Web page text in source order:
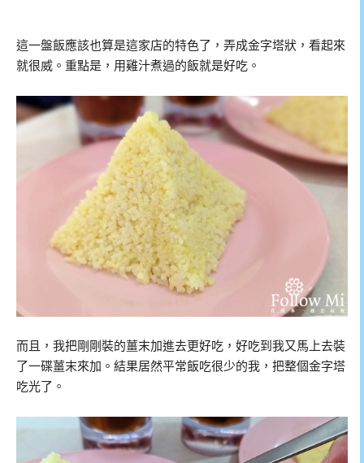
這一盤飯應該也算是這家店的特色了，弄成金字塔狀，看起來
就很威。重點是，用雞汁煮過的飯就是好吃。
而且，我把剛剛裝的薑末加進去更好吃，好吃到我又馬上去裝
了一碟薑末來加。結果居然平常飯吃很少的我，把整個金字塔
吃光了。